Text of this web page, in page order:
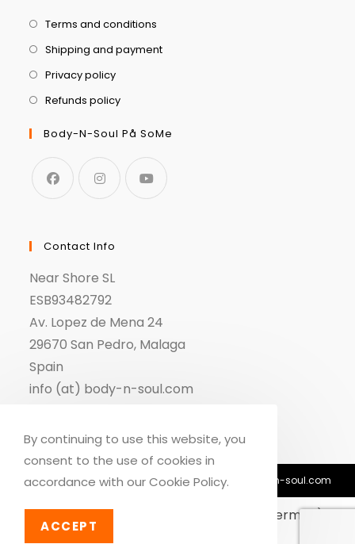
Terms and conditions
Shipping and payment
Privacy policy
Refunds policy
Body-N-Soul På SoMe
Contact Info
Near Shore SL
ESB93482792
Av. Lopez de Mena 24
29670 San Pedro, Malaga
Spain
info (at) body-n-soul.com
© Copyright 2018-2026 - Body n Soul - info@body-n-soul.com
Dansk German)
By continuing to use this website, you
consent to the use of cookies in
accordance with our Cookie Policy.
ACCEPT